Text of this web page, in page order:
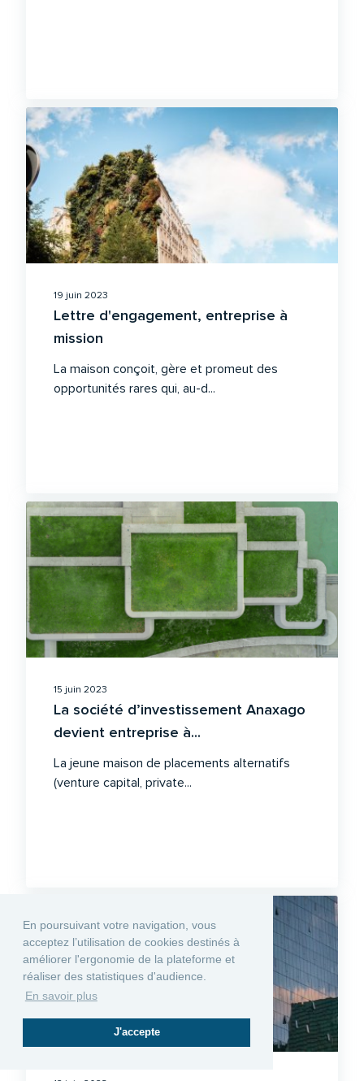
En poursuivant votre navigation, vous
acceptez l’utilisation de cookies destinés à
améliorer l'ergonomie de la plateforme et
réaliser des statistiques d'audience.
En savoir plus
J'accepte
19 juin 2023
Lettre d'engagement, entreprise à
mission
La maison conçoit, gère et promeut des
opportunités rares qui, au-d...
15 juin 2023
La société d’investissement Anaxago
devient entreprise à...
La jeune maison de placements alternatifs
(venture capital, private...